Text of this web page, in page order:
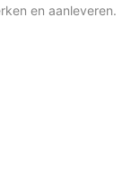
en aanleveren.